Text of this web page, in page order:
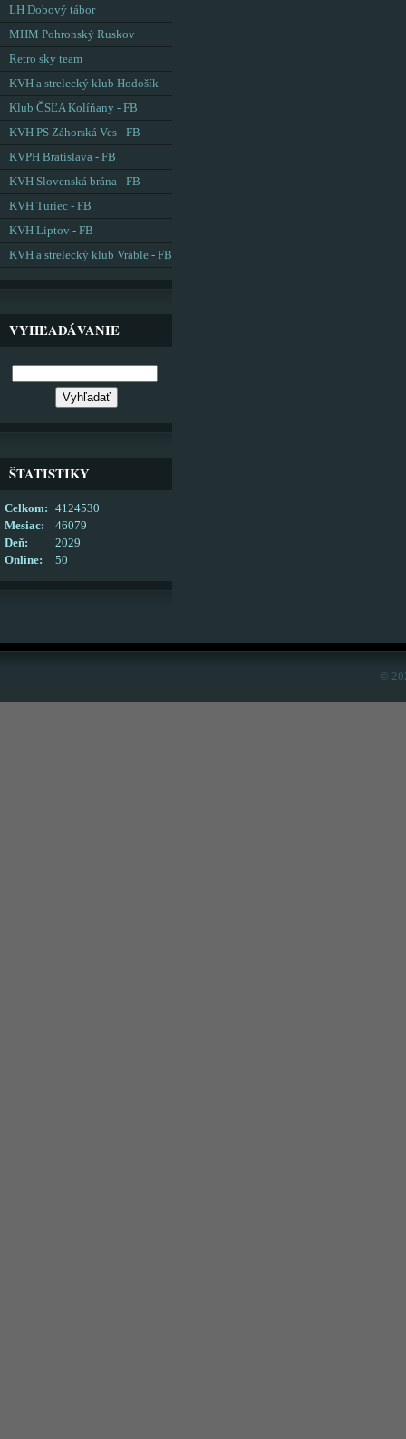
LH Dobový tábor
MHM Pohronský Ruskov
Retro sky team
KVH a strelecký klub Hodošík
Klub ČSĽA Kolíňany - FB
KVH PS Záhorská Ves - FB
KVPH Bratislava - FB
KVH Slovenská brána - FB
KVH Turiec - FB
KVH Liptov - FB
KVH a strelecký klub Vráble - FB
VYHĽADÁVANIE
ŠTATISTIKY
Online: 50
Celkom:
4124530
Mesiac:
46079
Deň:
2029
©